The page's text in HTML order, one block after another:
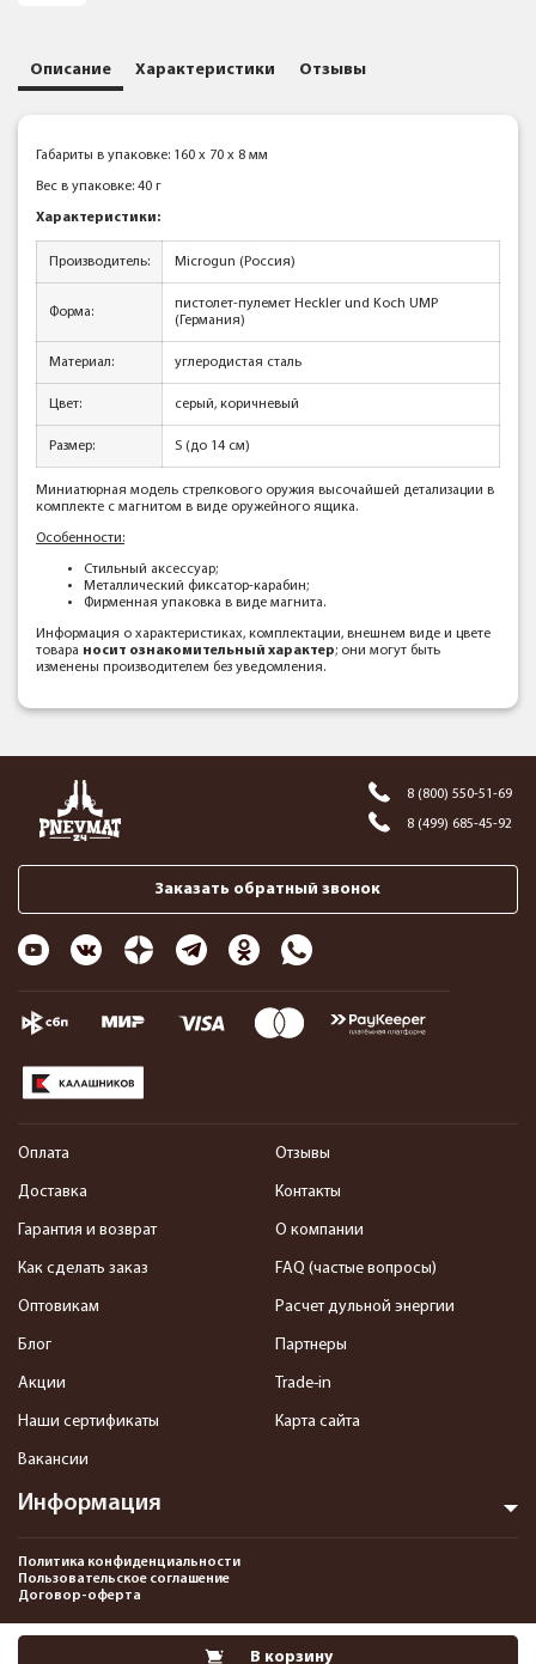
В корзину
Описание Характеристики Отзывы
Габариты в упаковке: 160 x 70 x 8 мм
Вес в упаковке: 40 г
Характеристики:
Производитель: Microgun (Россия)
Форма:
пистолет-пулемет Heckler und Koch UMP
(Германия)
Материал: углеродистая сталь
Цвет: серый, коричневый
Размер: S (до 14 см)
Миниатюрная модель стрелкового оружия высочайшей детализации в
комплекте с магнитом в виде оружейного ящика.
Особенности:
Стильный аксессуар;
Металлический фиксатор-карабин;
Фирменная упаковка в виде магнита.
Информация о характеристиках, комплектации, внешнем виде и цвете
товара носит ознакомительный характер; они могут быть
изменены производителем без уведомления.
8 (800) 550-51-69
8 (499) 685-45-92
Заказать обратный звонок
Информация
Оплата
Доставка
Гарантия и возврат
Как сделать заказ
Оптовикам
Блог
Акции
Наши сертификаты
Вакансии
Отзывы
Контакты
О компании
FAQ (частые вопросы)
Расчет дульной энергии
Партнеры
Trade-in
Карта сайта
Политика конфиденциальности
Пользовательское соглашение
Договор-оферта
2013-2026 Интернет-магазин пневматики, страйкбола и снаряжения–
Pnevmat24.ru. Все права защищены.©